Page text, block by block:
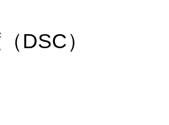
DSC）